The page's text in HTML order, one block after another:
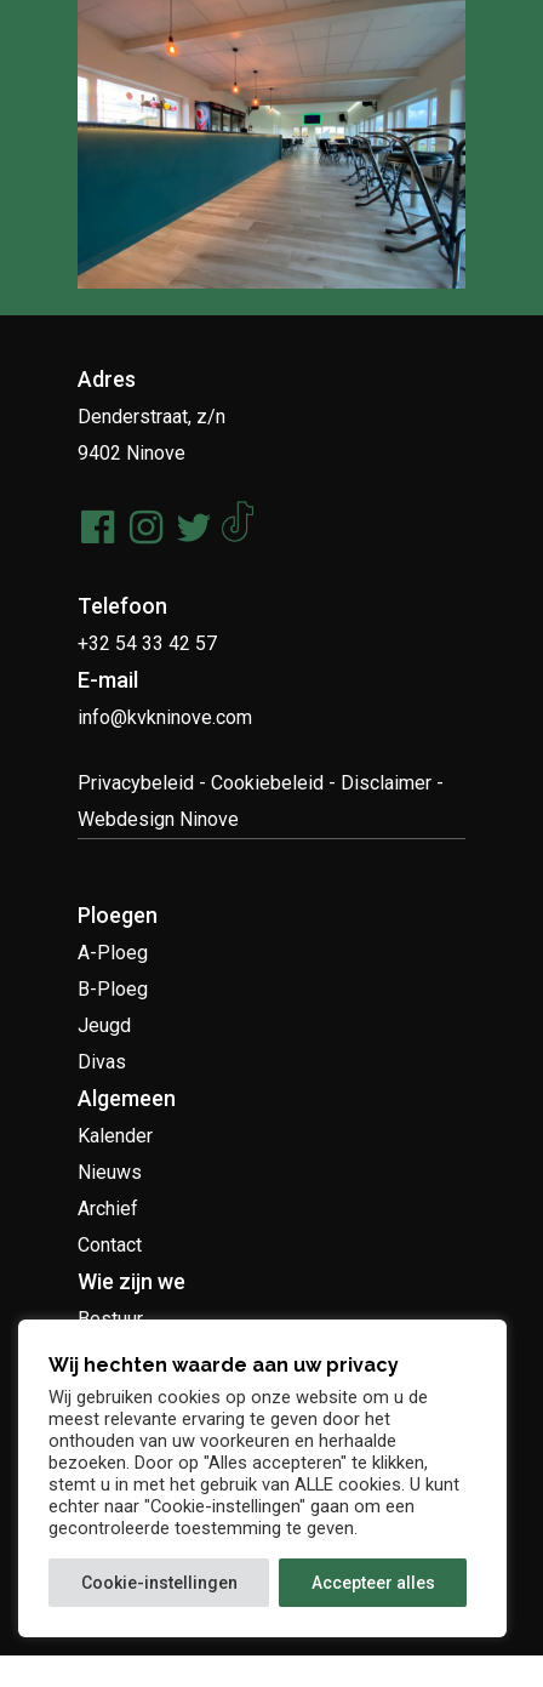
Adres
Denderstraat, z/n
9402 Ninove
Telefoon
+32 54 33 42 57
E-mail
info@kvkninove.com
Privacybeleid -Cookiebeleid - Disclaimer -
Webdesign Ninove
Ploegen
A-Ploeg
B-Ploeg
Jeugd
Divas
Algemeen
Kalender
Nieuws
Archief
Contact
Wie zijn we
Bestuur
Geschiedenis
Supportersclub
Socio Business Club
Wij hechten waarde aan uw privacy
Wij gebruiken cookies op onze website om u de
meest relevante ervaring te geven door het
onthouden van uw voorkeuren en herhaalde
bezoeken. Door op "Alles accepteren" te klikken,
stemt u in met het gebruik van ALLE cookies. U kunt
echter naar "Cookie-instellingen" gaan om een
gecontroleerde toestemming te geven.
Cookie-instellingen Accepteer alles